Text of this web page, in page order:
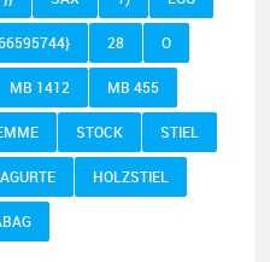
28 O
MB 1412 MB 455
STOCK STIEL
HOLZSTIEL